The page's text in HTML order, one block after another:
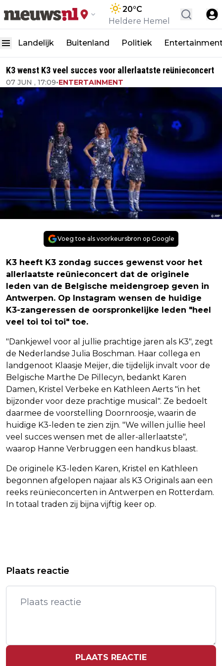
20°C
Heldere Hemel
Landelijk Buitenland Politiek
K3 wenst K3 veel succes voor allerlaatste reünieconcert
07 JUN , 17:09•ENTERTAINMENT
Voeg toe als voorkeursbron op Google
K3 heeft K3 zondag succes gewenst voor het
allerlaatste reünieconcert dat de originele
leden van de Belgische meidengroep geven in
Antwerpen. Op Instagram wensen de huidige
K3-zangeressen de oorspronkelijke leden "heel
veel toi toi toi" toe.
"Dankjewel voor al jullie prachtige jaren als K3", zegt
de Nederlandse Julia Boschman. Haar collega en
landgenoot Klaasje Meijer, die tijdelijk invalt voor de
Belgische Marthe De Pillecyn, bedankt Karen
Damen, Kristel Verbeke en Kathleen Aerts "in het
bijzonder voor deze prachtige musical". Ze bedoelt
daarmee de voorstelling Doornroosje, waarin de
huidige K3-leden te zien zijn. "We willen jullie heel
veel succes wensen met de aller-allerlaatste",
waarop Hanne Verbruggen een handkus blaast.
De originele K3-leden Karen, Kristel en Kathleen
begonnen afgelopen najaar als K3 Originals aan een
reeks reünieconcerten in Antwerpen en Rotterdam.
In totaal traden zij bijna vijftig keer op.
BELEEFT WERELDPREMIÈRE IN SAN
VOLLERING SCHRIJFT NA TOUR EN
VUELTA OOK GIRO OP HAAR NAAM
Plaats reactie
PLAATS REACTIE